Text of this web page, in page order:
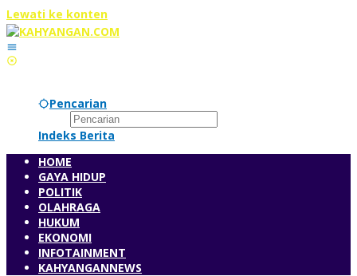
Lewati ke konten
Pencarian
Indeks Berita
HOME
GAYA HIDUP
POLITIK
OLAHRAGA
HUKUM
EKONOMI
INFOTAINMENT
KAHYANGANNEWS